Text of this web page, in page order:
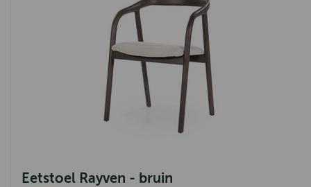
Eetstoel Rayven - bruin